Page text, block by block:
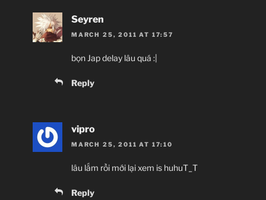
Seyren
MARCH 25, 2011 AT 17:57
bọn Jap delay lâu quá :|
Reply
vipro
MARCH 25, 2011 AT 17:10
lâu lắm rồi mới lại xem is huhuT_T
Reply